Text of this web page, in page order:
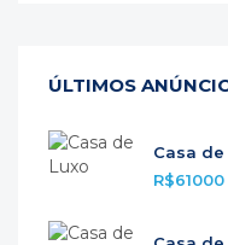
ÚLTIMOS
Casa de
R$61000